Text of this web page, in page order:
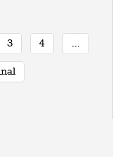
3 4 ...